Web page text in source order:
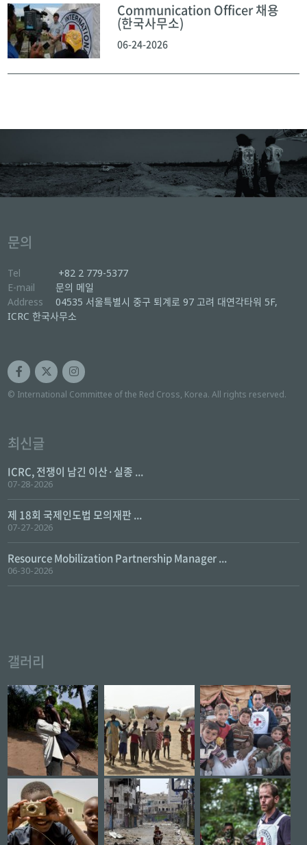
Communication Officer 채용
(한국사무소)
06-24-2026
문의
Tel
+82 2 779-5377
E-mail
문의 메일
Address
04535 서울특별시 중구 퇴계로 97 고려 대연각타워 5F,
ICRC 한국사무소
© International Committee of the Red Cross, Korea. All rights reserved.
최신글
ICRC, 전쟁이 남긴 이산·실종 ...
07-28-2026
제 18회 국제인도법 모의재판 ...
07-27-2026
Resource Mobilization Partnership Manager ...
06-30-2026
갤러리